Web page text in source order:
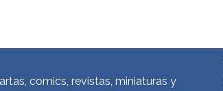
comics, revistas, miniaturas y